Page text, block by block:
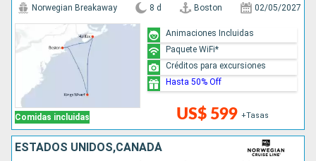
Comidas incluidas
Norwegian Breakaway 8 d Boston 02/05/2027
US$ 599 +Tasas
Animaciones Incluidas
Paquete WiFi*
Créditos para excursiones
Hasta 50% Off
ESTADOS UNIDOS,CANADÁ